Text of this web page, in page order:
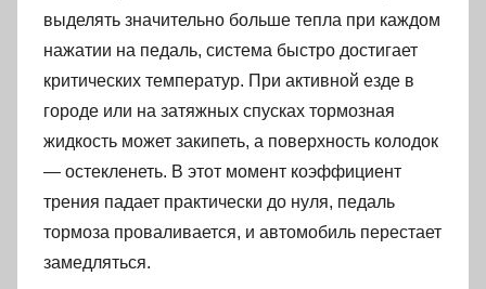
выделять значительно больше тепла при каждом
нажатии на педаль, система быстро достигает
критических температур. При активной езде в
городе или на затяжных спусках тормозная
жидкость может закипеть, а поверхность колодок
— остекленеть. В этот момент коэффициент
трения падает практически до нуля, педаль
тормоза проваливается, и автомобиль перестает
замедляться.